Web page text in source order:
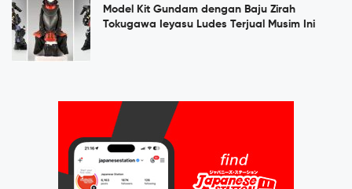
Model Kit Gundam dengan Baju Zirah
Tokugawa Ieyasu Ludes Terjual Musim Ini